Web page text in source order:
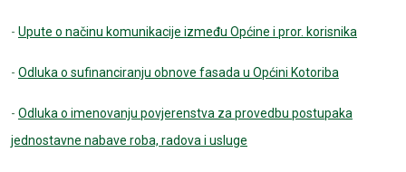
- Upute o načinu komunikacije između Općine i pror. korisnika
- Odluka o sufinanciranju obnove fasada u Općini Kotoriba
- Odluka o imenovanju povjerenstva za provedbu postupaka
jednostavne nabave roba, radova i usluge